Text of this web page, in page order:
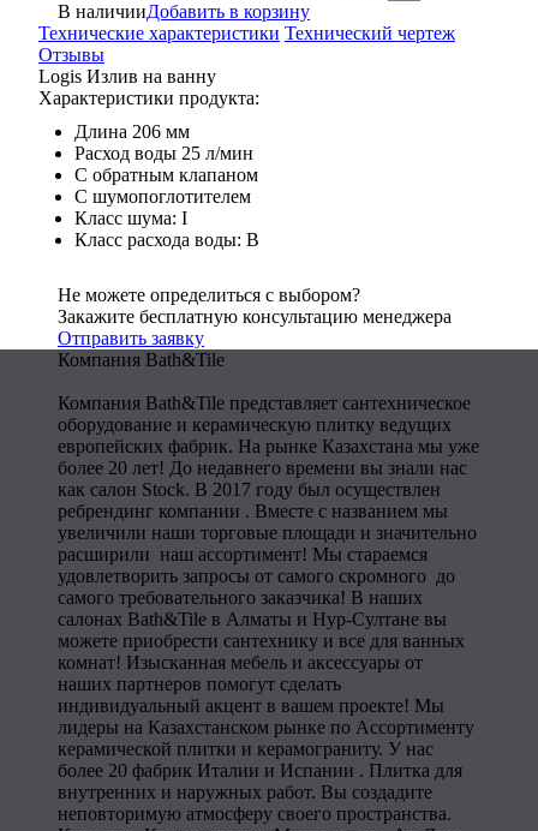
В наличииДобавить в корзину
Технические характеристики Технический чертеж
Отзывы
Logis Излив на ванну
Характеристики продукта:
Длина 206 мм
Расход воды 25 л/мин
С обратным клапаном
С шумопоглотителем
Класс шума: I
Класс расхода воды: B
Не можете определиться с выбором?
Закажите бесплатную консультацию менеджера
Отправить заявку
Компания Bath&Tile
Компания Bath&Tile представляет сантехническое
оборудование и керамическую плитку ведущих
европейских фабрик. На рынке Казахстана мы уже
более 20 лет! До недавнего времени вы знали нас
как салон Stock. В 2017 году был осуществлен
ребрендинг компании . Вместе с названием мы
увеличили наши торговые площади и значительно
расширили наш ассортимент! Мы стараемся
удовлетворить запросы от самого скромного до
самого требовательного заказчика! В наших
салонах Bath&Tile в Алматы и Нур-Султане вы
можете приобрести сантехнику и все для ванных
комнат! Изысканная мебель и аксессуары от
наших партнеров помогут сделать
индивидуальный акцент в вашем проекте! Мы
лидеры на Казахстанском рынке по Ассортименту
керамической плитки и керамограниту. У нас
более 20 фабрик Италии и Испании . Плитка для
внутренних и наружных работ. Вы создадите
неповторимую атмосферу своего пространства.